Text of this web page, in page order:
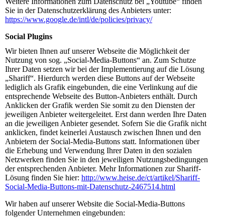
Sie in der Datenschutzerklärung des Anbieters unter:
https://www.google.de/intl/de/policies/privacy/
Social Plugins
Wir bieten Ihnen auf unserer Webseite die Möglichkeit der
Nutzung von sog. „Social-Media-Buttons“ an. Zum Schutze
Ihrer Daten setzen wir bei der Implementierung auf die Lösung
„Shariff“. Hierdurch werden diese Buttons auf der Webseite
lediglich als Grafik eingebunden, die eine Verlinkung auf die
entsprechende Webseite des Button-Anbieters enthält. Durch
Anklicken der Grafik werden Sie somit zu den Diensten der
jeweiligen Anbieter weitergeleitet. Erst dann werden Ihre Daten
an die jeweiligen Anbieter gesendet. Sofern Sie die Grafik nicht
anklicken, findet keinerlei Austausch zwischen Ihnen und den
Anbietern der Social-Media-Buttons statt. Informationen über
die Erhebung und Verwendung Ihrer Daten in den sozialen
Netzwerken finden Sie in den jeweiligen Nutzungsbedingungen
der entsprechenden Anbieter. Mehr Informationen zur Shariff-
Lösung finden Sie hier: http://www.heise.de/ct/artikel/Shariff-
Social-Media-Buttons-mit-Datenschutz-2467514.html
Wir haben auf unserer Website die Social-Media-Buttons
folgender Unternehmen eingebunden: